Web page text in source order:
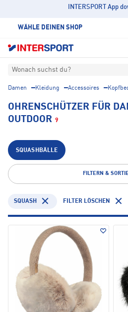
INTERSPORT App
WÄHLE DEINEN SHOP
Wonach suchst du?
Damen Kleidung Accessoires
OHRENSCHÜTZER FÜR
OUTDOOR 9
SQUASHBÄLLE
FILTERN &
SQUASH FILTER LÖSCHEN